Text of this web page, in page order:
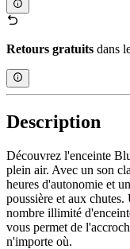
Retours gratuits dans
Description
Découvrez l'enceinte
plein air. Avec un son
heures d'autonomie et
poussière et aux
nombre illimité
vous permet de
n'importe où.